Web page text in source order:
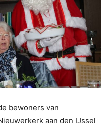
bewoners van
aan den IJssel